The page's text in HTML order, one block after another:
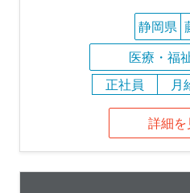
静岡県
医療・福
正社員
月
詳細を